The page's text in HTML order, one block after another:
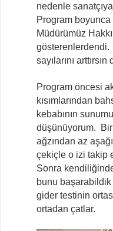
nedenle
Program
Müdürümüz
sayılarını
Program öncesi
kısımlarından
kebabının
düşünüyorum.
ağzından az
çekiçle o izi takip
Sonra
bunu başarabildik
gider testinin
ortadan çatlar.